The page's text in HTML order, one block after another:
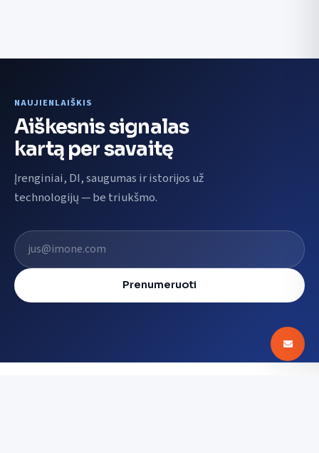
NAUJIENLAIŠKIS
Aiškesnis signalas
kartą per savaitę
Įrenginiai, DI, saugumas ir istorijos už
technologijų — be triukšmo.
El. pašto adresas
Prenumeruoti